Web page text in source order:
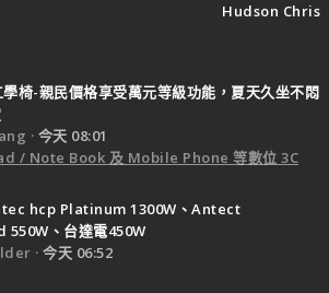
Hudson Chris
椅-親民價格享受萬元等級功能，夏天久坐不悶
今天 08:01
/ Note Book 及 Mobile Phone 等數位 3C
hcp Platinum 1300W、Antect
、台達電450W
今天 06:52